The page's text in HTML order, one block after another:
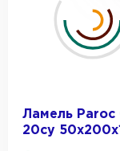
Ламель Paroc
20cy